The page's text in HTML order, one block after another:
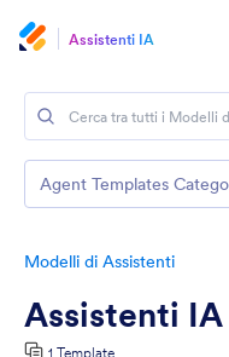
Assistenti IA
Modelli di Assistenti
Assistenti
1 Template
Agent Templates